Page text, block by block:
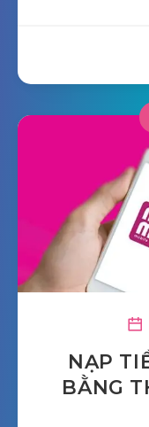
NẠP
BẰNG